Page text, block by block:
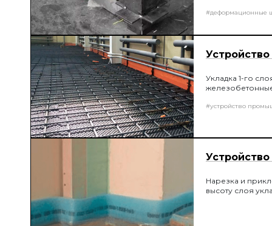
разрывные. 5.
#деформационные
Укладка 1-го
#устройство
Нарезка и
высоту слоя